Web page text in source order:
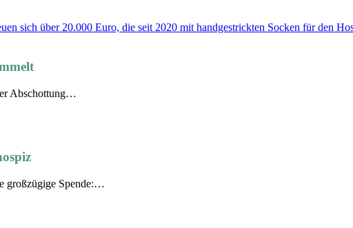
Abschottung…
großzügige Spende:…